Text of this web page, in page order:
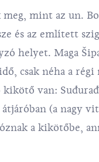
mint az un.
és az említett
helyet. Maga
csak néha a
van:
(a nagy
a kikötőbe,